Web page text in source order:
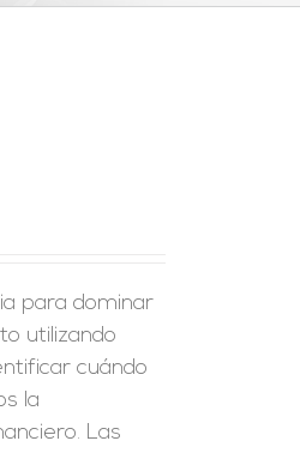
para dominar
utilizando
cuándo
la
Las